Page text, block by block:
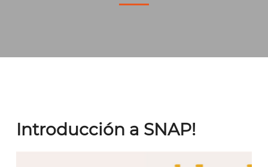
Introducción a SNAP!